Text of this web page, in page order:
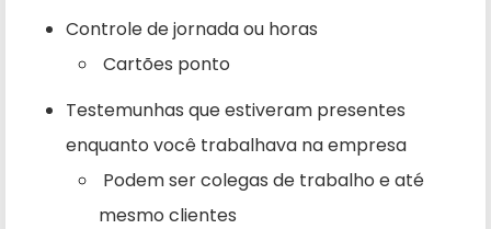
Controle de jornada ou horas
Cartões ponto
Testemunhas que estiveram presentes
enquanto você trabalhava na empresa
Podem ser colegas de trabalho e até
mesmo clientes